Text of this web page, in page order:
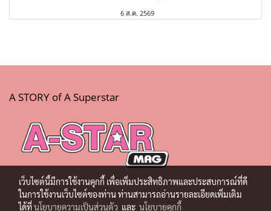
6 ส.ค. 2569
A STORY of A Superstar
เว็บไซต์นี้มีการใช้งานคุกกี้ เพื่อเพิ่มประสิทธิภาพและประสบการณ์ที่ดี
ในการใช้งานเว็บไซต์ของท่าน ท่านสามารถอ่านรายละเอียดเพิ่มเติม
ได้ที่นโยบายความเป็นส่วนตัว และ นโยบายคุกกี้